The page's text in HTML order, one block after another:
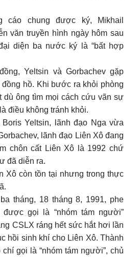
cáo chung được ký, Mikhail
văn truyền hình ngày hôm sau
diện ba nước ký là “bất hợp
Yeltsin và Gorbachev gặp
hồ. Khi bước ra khỏi phòng
dù ông tìm mọi cách cứu vãn sự
điều không tránh khỏi.
Yeltsin, lãnh đạo Nga vừa
lãnh đạo Liên Xô đang
chôn cất Liên Xô là 1992 chứ
đã diễn ra.
Xô còn tồn tại nhưng trong thực
tháng, 18 tháng 8, 1991, phe
gọi là “nhóm tám người”
CSLX ráng hết sức hắt hơi lần
hồi sinh khí cho Liên Xô. Thành
gọi là “nhóm tám người”, chủ